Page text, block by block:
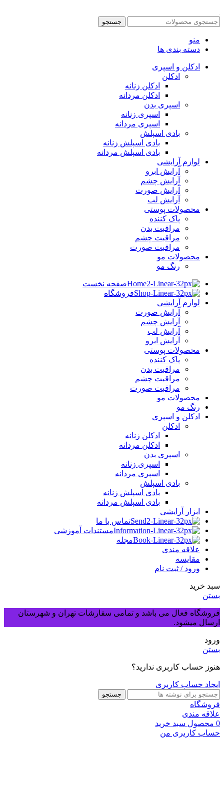
جستجو
منو
دسته بندی ها
ادکلن و اسپری
ادکلن
ادکلن زنانه
ادکلن مردانه
اسپری بدن
اسپری زنانه
اسپری مردانه
بادی اسپلش
بادی اسپلش زنانه
بادی اسپلش مردانه
لوازم آرایشی
آرایش ابرو
آرایش چشم
آرایش صورت
آرایش لب
محصولات پوستی
پاک کننده
مراقبت بدن
مراقبت چشم
مراقبت صورت
محصولات مو
رنگ مو
صفحه نخست
فروشگاه
لوازم آرایشی
آرایش صورت
آرایش چشم
آرایش لب
آرایش ابرو
محصولات پوستی
پاک کننده
مراقبت بدن
مراقبت چشم
مراقبت صورت
محصولات مو
رنگ مو
ادکلن و اسپری
ادکلن
ادکلن زنانه
ادکلن مردانه
اسپری بدن
اسپری زنانه
اسپری مردانه
بادی اسپلش
بادی اسپلش زنانه
بادی اسپلش مردانه
ابزار آرایشی
تماس با ما
مستندات آموزشی
مجله
علاقه مندی
مقایسه
ورود / ثبت نام
سبد خرید
بستن
فروشگاه فعال می باشد و تمامی سفارشات تهران و شهرستان
ارسال میشود.
ورود
بستن
هنوز حساب کاربری ندارید؟
ایجاد حساب کاربری
جستجو
فروشگاه
علاقه مندی
0 محصول سبد خرید
حساب کاربری من